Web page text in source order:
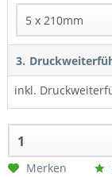
3.
inkl.
Merken